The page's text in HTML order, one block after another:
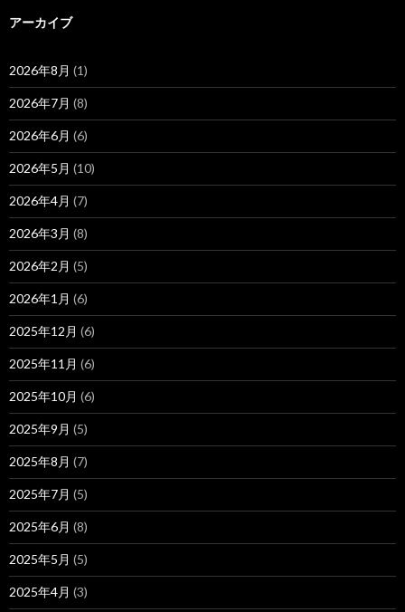
アーカイブ
2026年8月 (1)
2026年7月 (8)
2026年6月 (6)
2026年5月 (10)
2026年4月 (7)
2026年3月 (8)
2026年2月 (5)
2026年1月 (6)
2025年12月 (6)
2025年11月 (6)
2025年10月 (6)
2025年9月 (5)
2025年8月 (7)
2025年7月 (5)
2025年6月 (8)
2025年5月 (5)
2025年4月 (3)